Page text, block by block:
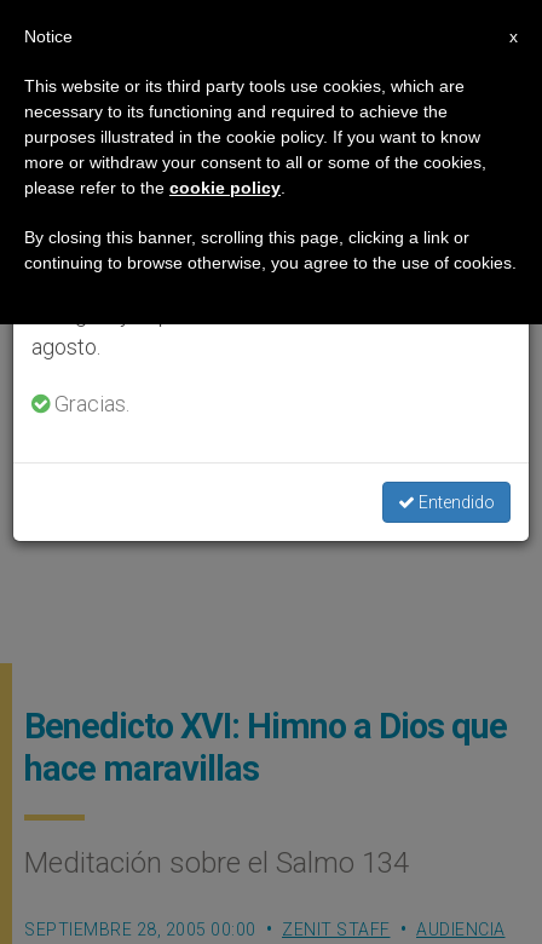
Benedicto XVI: Himno a Dios que
hace maravillas
Meditación sobre el Salmo 134
SEPTIEMBRE 28, 2005 00:00 ZENIT STAFF
AUDIENCIA
×
Aviso importante
Del 27 de julio al 7 de agosto haremos la pausa
anual, aprovechando que en el periodo de verano
se generan menos informaciones y también el
agosto.
Gracias.
Entendido
x
Notice
This website or its third party tools use cookies, which are
necessary to its functioning and required to achieve the
purposes illustrated in the cookie policy. If you want to know
more or withdraw your consent to all or some of the cookies,
please refer to the cookie policy
By closing this banner, scrolling this page, clicking a link or
continuing to browse otherwise, you agree to the use of cookies.